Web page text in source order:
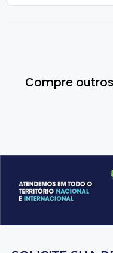
Compre